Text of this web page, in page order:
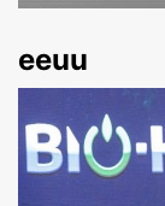
eeuu